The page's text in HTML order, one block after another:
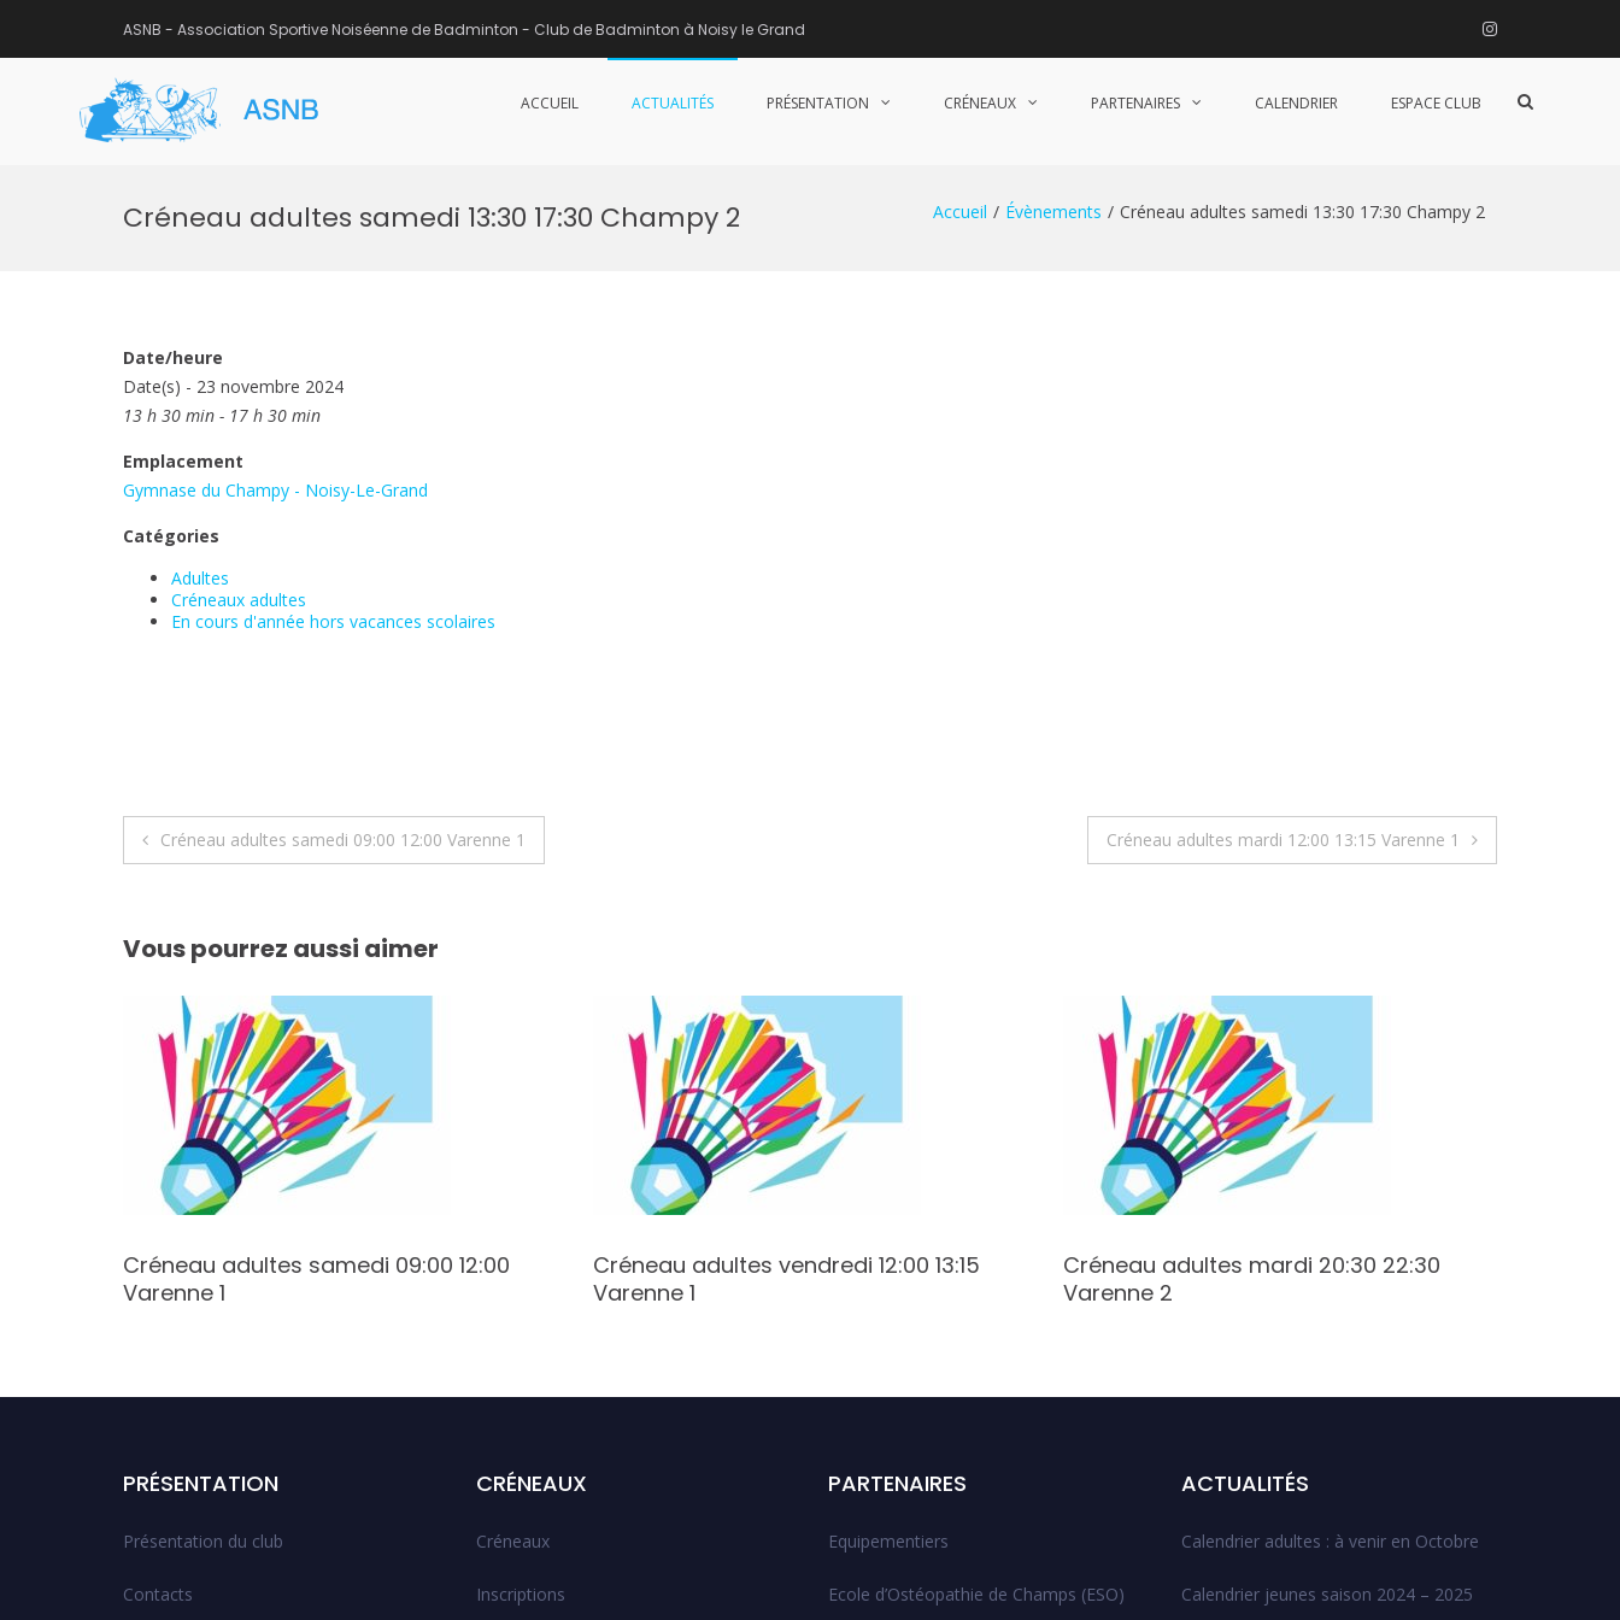
ASNB - Association Sportive Noiséenne de Badminton - Club de Badminton à Noisy le Grand Instagram
ACCUEIL ACTUALITÉS PRÉSENTATION CRÉNEAUX PARTENAIRES CALENDRIER ESPACE CLUB
Afficher
Créneau adultes samedi 13:30 17:30 Champy 2 Accueil Évènements Créneau adultes samedi 13:30 17:30 Champy 2
Date/heure
Date(s) - 23 novembre 2024
13 h 30 min - 17 h 30 min
Emplacement
Gymnase du Champy - Noisy-Le-Grand
Catégories
Adultes
Créneaux adultes
En cours d'année hors vacances scolaires
Navigation
l’article
Créneau adultes samedi 09:00 12:00 Varenne 1 Créneau adultes mardi 12:00 13:15 Varenne 1
Vous pourrez aussi aimer
Créneau adultes samedi 09:00 12:00
Varenne 1
Créneau adultes vendredi 12:00 13:15
Varenne 1
Créneau adultes mardi 20:30 22:30
Varenne 2
PRÉSENTATION
Présentation du club
Contacts
CRÉNEAUX
Créneaux
Inscriptions
PARTENAIRES
Equipementiers
Ecole d’Ostéopathie de Champs (ESO)
ACTUALITÉS
Calendrier adultes : à venir en Octobre
Calendrier jeunes saison 2024 – 2025